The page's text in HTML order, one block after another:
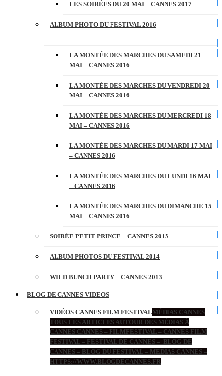
LES SOIRÉES DU 20 MAI – CANNES 2017
ALBUM PHOTO DU FESTIVAL 2016
LA MONTÉE DES MARCHES DU SAMEDI 21
MAI – CANNES 2016
LA MONTÉE DES MARCHES DU VENDREDI 20
MAI – CANNES 2016
LA MONTÉE DES MARCHES DU MERCREDI 18
MAI – CANNES 2016
LA MONTÉE DES MARCHES DU MARDI 17 MAI
– CANNES 2016
LA MONTÉE DES MARCHES DU LUNDI 16 MAI
– CANNES 2016
LA MONTÉE DES MARCHES DU DIMANCHE 15
MAI – CANNES 2016
SOIRÉE PETIT PRINCE – CANNES 2015
ALBUM PHOTOS DU FESTIVAL 2014
WILD BUNCH PARTY – CANNES 2013
BLOG DE CANNES VIDEOS
VIDÉOS CANNES FILM FESTIVALMÉDIAS CANNES
TOUS LES ARTICLES AUTOUR DES MÉDIAS À
CANNES CANNES – FILMFESTIVAL – CANNES FILM
FESTIVAL – FESTIVAL DE CANNES – BLOG DE
CANNES – BLOG DU FESTIVAL – MEDIAS CANNES –
HTTPS://WWW.BLOGDECANNES.FR